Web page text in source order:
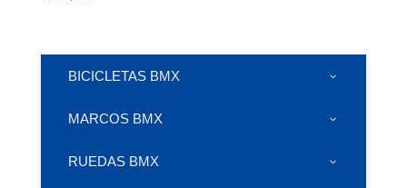
BICICLETAS BMX
MARCOS BMX
RUEDAS BMX